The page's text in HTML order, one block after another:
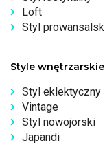
Loft
Styl
Style wnętrzarskie
Styl eklektyczny
Vintage
Styl nowojorski
Japandi